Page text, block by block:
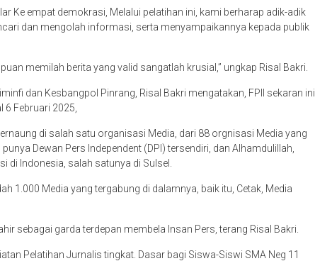
Ke empat demokrasi, Melalui pelatihan ini, kami berharap adik-adik
dan mengolah informasi, serta menyampaikannya kepada publik
memilah berita yang valid sangatlah krusial,” ungkap Risal Bakri.
dan Kesbangpol Pinrang, Risal Bakri mengatakan, FPII sekaran ini
6 Februari 2025,
di salah satu organisasi Media, dari 88 orgnisasi Media yang
Dewan Pers Independent (DPI) tersendiri, dan Alhamdulillah,
di Indonesia, salah satunya di Sulsel.
1.000 Media yang tergabung di dalamnya, baik itu, Cetak, Media
sebagai garda terdepan membela Insan Pers, terang Risal Bakri.
Pelatihan Jurnalis tingkat. Dasar bagi Siswa-Siswi SMA Neg 11